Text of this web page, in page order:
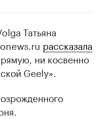
Татьяна
рассказала
ни косвенно
Geely».